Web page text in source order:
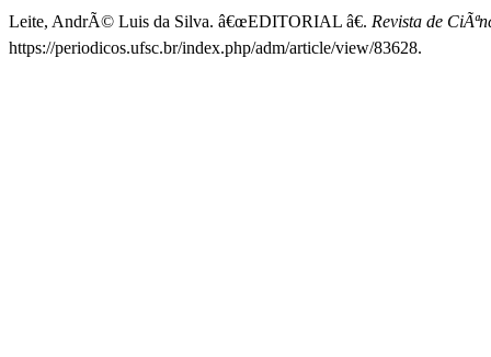
Leite, AndrÃ© Luis da Silva. â€œEDITORIAL â€. Revista de
https://periodicos.ufsc.br/index.php/adm/article/view/83628.